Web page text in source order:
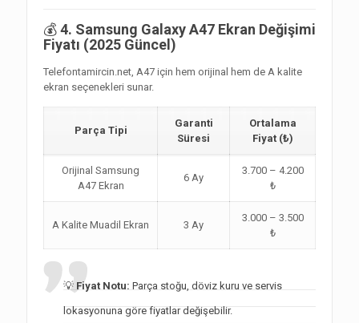
💰4. Samsung Galaxy A47 Ekran Değişimi
Fiyatı (2025 Güncel)
Telefontamircin.net, A47 için hem orijinal hem de A kalite
ekran seçenekleri sunar.
Parça Tipi
Garanti
Süresi
Ortalama
Fiyat (₺)
Orijinal Samsung
A47 Ekran
6 Ay
3.700 – 4.200
₺
A Kalite Muadil Ekran 3 Ay
3.000 – 3.500
₺
💡 Fiyat Notu: Parça stoğu, döviz kuru ve servis
lokasyonuna göre fiyatlar değişebilir.